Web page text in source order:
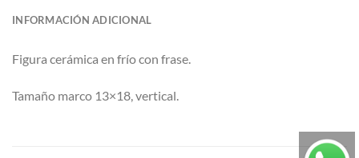
INFORMACIÓN ADICIONAL
Figura cerámica en frío con frase.
Tamaño marco 13×18, vertical.